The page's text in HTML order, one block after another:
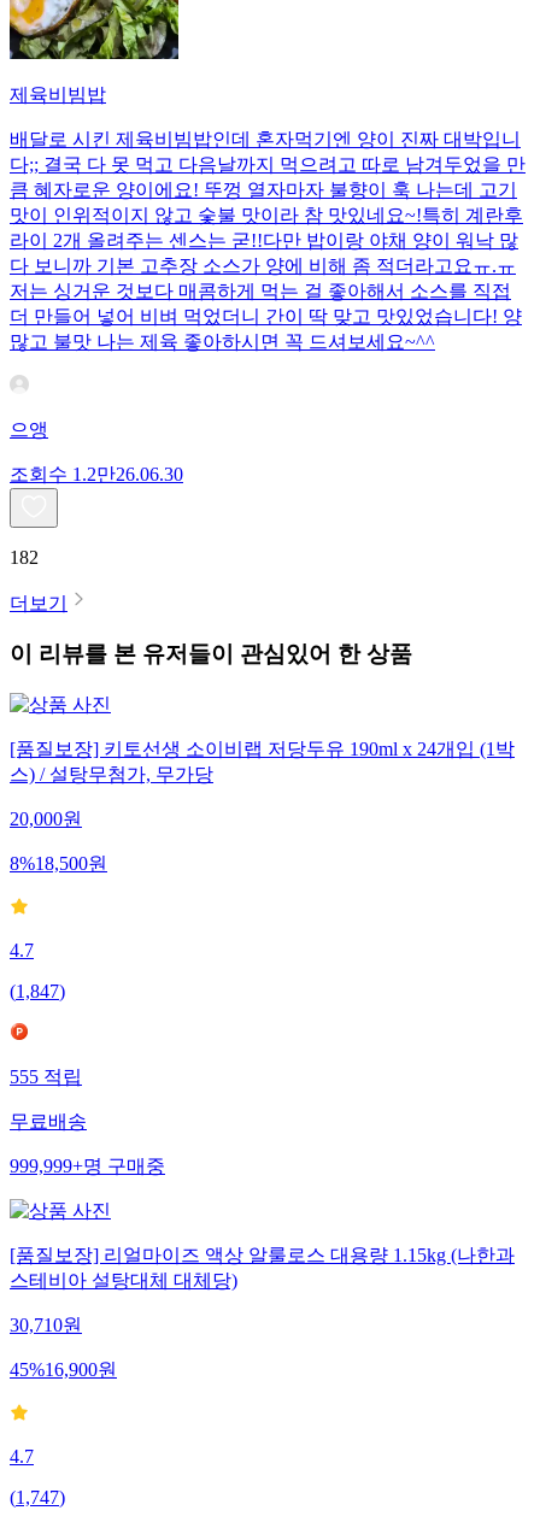
제육비빔밥
배달로 시킨 제육비빔밥인데 혼자먹기엔 양이 진짜 대박입니
다;; 결국 다 못 먹고 다음날까지 먹으려고 따로 남겨두었을 만
큼 혜자로운 양이에요! 뚜껑 열자마자 불향이 훅 나는데 고기
맛이 인위적이지 않고 숯불 맛이라 참 맛있네요~!특히 계란후
라이 2개 올려주는 센스는 굳!! ​다만 밥이랑 야채 양이 워낙 많
다 보니까 기본 고추장 소스가 양에 비해 좀 적더라고요ㅠ.ㅠ
저는 싱거운 것보다 매콤하게 먹는 걸 좋아해서 소스를 직접
더 만들어 넣어 비벼 먹었더니 간이 딱 맞고 맛있었습니다! 양
많고 불맛 나는 제육 좋아하시면 꼭 드셔보세요~^^
으앵
조회수 1.2만26.06.30
182
더보기
이 리뷰를 본 유저들이 관심있어 한 상품
[품질보장] 키토선생 소이비랩 저당두유 190ml x 24개입 (1박
스) / 설탕무첨가, 무가당
20,000원
8%18,500원
4.7
(1,847)
555 적립
무료배송
999,999+명 구매중
[품질보장] 리얼마이즈 액상 알룰로스 대용량 1.15kg (나한과
스테비아 설탕대체 대체당)
30,710원
45%16,900원
4.7
(1,747)